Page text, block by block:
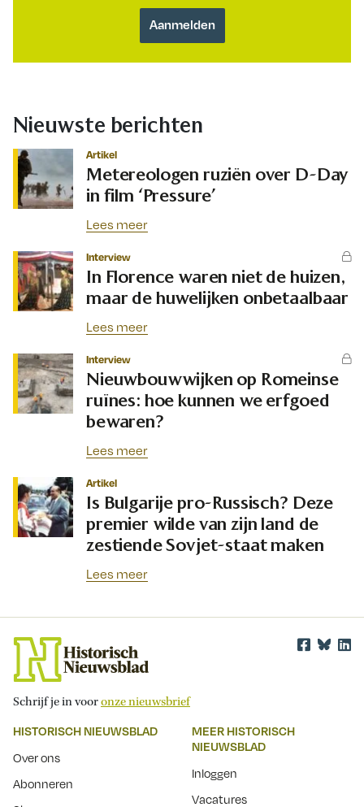
Nieuwste berichten
Artikel
Metereologen ruziën over D-Day
in film ‘Pressure’
Lees meer
Interview
In Florence waren niet de huizen,
maar de huwelijken onbetaalbaar
Lees meer
Interview
Nieuwbouwwijken op Romeinse
ruïnes: hoe kunnen we erfgoed
bewaren?
Lees meer
Artikel
Is Bulgarije pro-Russisch? Deze
premier wilde van zijn land de
zestiende Sovjet-staat maken
Lees meer
Schrijf je in vooronze nieuwsbrief
HISTORISCH NIEUWSBLAD
Over ons
Abonneren
MEER HISTORISCH
NIEUWSBLAD
Inloggen
Vacatures